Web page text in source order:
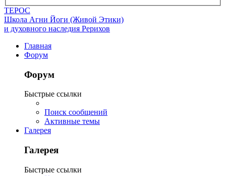
ТЕРОС
Школа Агни Йоги (Живой Этики)
и духовного наследия Рерихов
Главная
Форум
Форум
Быстрые ссылки
Поиск сообщений
Активные темы
Галерея
Галерея
Быстрые ссылки